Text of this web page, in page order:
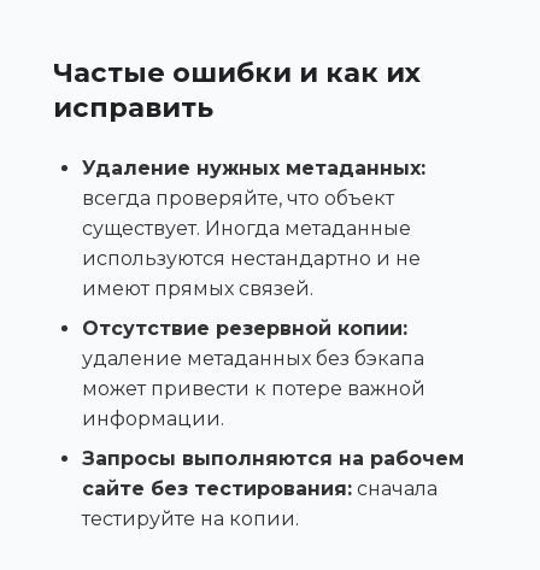
Частые ошибки и как их
исправить
Удаление нужных метаданных:
всегда проверяйте, что объект
существует. Иногда метаданные
используются нестандартно и не
имеют прямых связей.
Отсутствие резервной копии:
удаление метаданных без бэкапа
может привести к потере важной
информации.
Запросы выполняются на рабочем
сайте без тестирования: сначала
тестируйте на копии.